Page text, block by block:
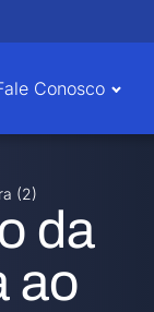
Conosco
(2)
da
ao